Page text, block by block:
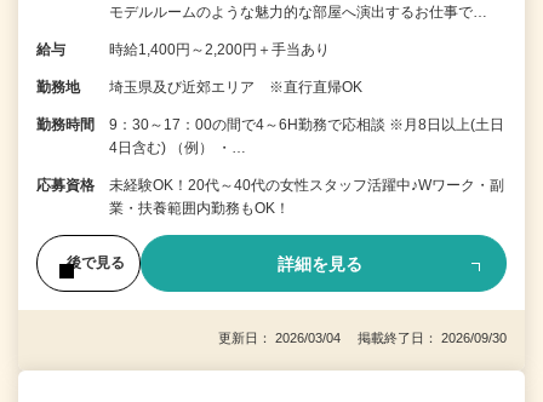
モデルルームのような魅力的な部屋へ演出するお仕事で…
給与 時給1,400円～2,200円＋手当あり
勤務地 埼玉県及び近郊エリア ※直行直帰OK
勤務時間
9：30～17：00の間で4～6H勤務で応相談 ※月8日以上(土日
4日含む) （例） ・…
応募資格
未経験OK！20代～40代の女性スタッフ活躍中♪Wワーク・副
業・扶養範囲内勤務もOK！
後で見る 詳細を見る
更新日： 2026/03/04 掲載終了日： 2026/09/30